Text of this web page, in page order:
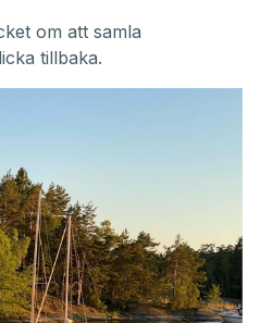
om att samla
tillbaka.